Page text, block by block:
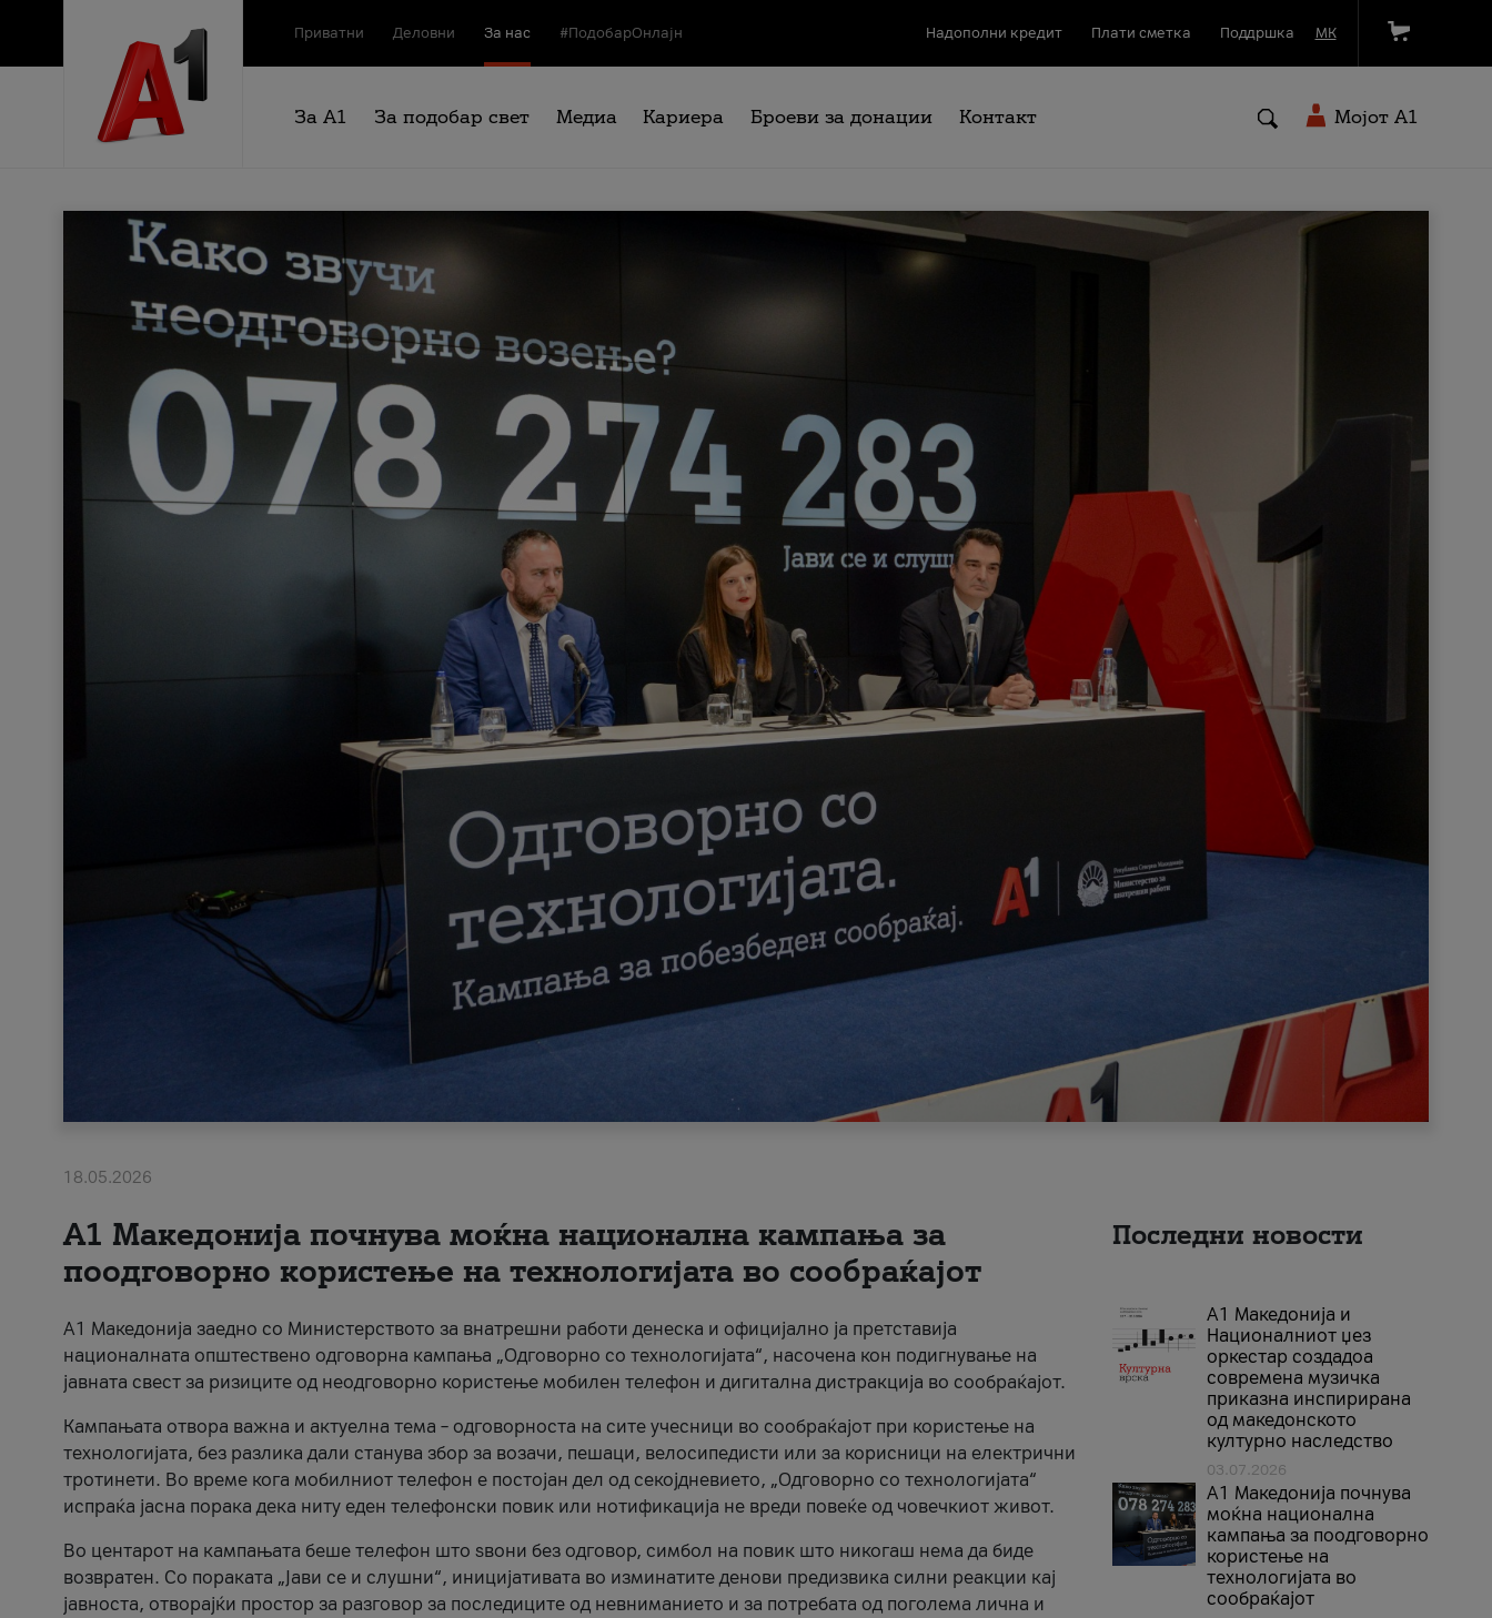
Приватни Деловни За нас #ПодобарОнлајн Надополни кредит Плати сметка Поддршка МК
За А1 За подобар свет Медиа Кариера Броеви за донации Контакт Мојот A1
18.05.2026
A1 Македонија почнува моќна национална кампања за
поодговорно користење на технологијата во сообраќајот
A1 Македонија заедно со Министерството за внатрешни работи денеска и официјално ја претставија
националната општествено одговорна кампања „Одговорно со технологијата“, насочена кон подигнување на
јавната свест за ризиците од неодговорно користење мобилен телефон и дигитална дистракција во сообраќајот.
Кампањата отвора важна и актуелна тема – одговорноста на сите учесници во сообраќајот при користење на
технологијата, без разлика дали станува збор за возачи, пешаци, велосипедисти или за корисници на електрични
тротинети. Во време кога мобилниот телефон е постојан дел од секојдневието, „Одговорно со технологијата“
испраќа јасна порака дека ниту еден телефонски повик или нотификација не вреди повеќе од човечкиот живот.
Во центарот на кампањата беше телефон што ѕвони без одговор, симбол на повик што никогаш нема да биде
возвратен. Со пораката „Јави се и слушни“, иницијативата во изминатите денови предизвика силни реакции кај
јавноста, отворајќи простор за разговор за последиците од невниманието и за потребата од поголема лична и
Последни новости
А1 Македонија и
Националниот џез
оркестар создадоа
современа музичка
приказна инспирирана
од македонското
културно наследство
03.07.2026
A1 Македонија почнува
моќна национална
кампања за поодговорно
користење на
технологијата во
сообраќајот